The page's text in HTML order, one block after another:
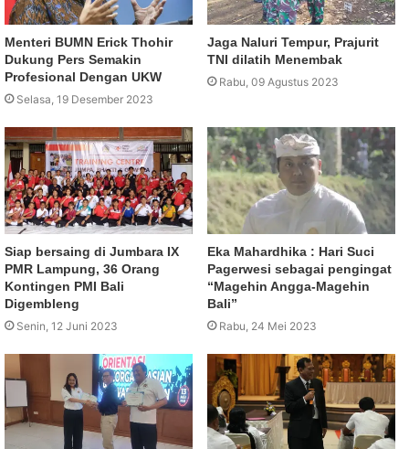
Menteri BUMN Erick Thohir
Dukung Pers Semakin
Profesional Dengan UKW
Selasa, 19 Desember 2023
Jaga Naluri Tempur, Prajurit
TNI dilatih Menembak
Rabu, 09 Agustus 2023
Siap bersaing di Jumbara IX
PMR Lampung, 36 Orang
Kontingen PMI Bali
Digembleng
Senin, 12 Juni 2023
Eka Mahardhika : Hari Suci
Pagerwesi sebagai pengingat
“Magehin Angga-Magehin
Bali”
Rabu, 24 Mei 2023